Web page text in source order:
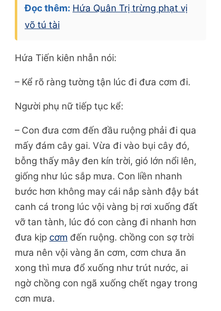
Đọc thêm: Hứa Quân Trị trừng phạt vị
võ tú tài
Hứa Tiến kiên nhẫn nói:
– Kể rõ ràng tường tận lúc đi đưa cơm đi.
Người phụ nữ tiếp tục kể:
– Con đưa cơm đến đầu ruộng phải đi qua
mấy đám cây gai. Vừa đi vào bụi cây đó,
bỗng thấy mây đen kín trời, gió lớn nổi lên,
giống như lúc sắp mưa. Con liền nhanh
bước hơn không may cái nắp sành đậy bát
canh cá trong lúc vội vàng bị rơi xuống đất
vỡ tan tành, lúc đó con càng đi nhanh hơn
đưa kịp cơm đến ruộng. chồng con sợ trời
mưa nên vội vàng ăn cơm, cơm chưa ăn
xong thì mưa đổ xuống như trút nước, ai
ngờ chồng con ngã xuống chết ngay trong
cơn mưa.